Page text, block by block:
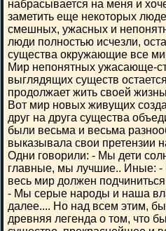
набрасывается на меня и
заметить еще некоторых
смешных, ужасных и
люди полностью исчезли,
существа окружающие все
Мир непонятных ужасающе-
выглядящих существ
продолжает жить своей
Вот мир новых живущих
друг на друга существа
были весьма и весьма
выказывала свои претензии
Одни говорили: - Мы дети
главные, мы лучшие.. Иные: -
весь мир должен
- Мы серые народы и наша
далее.... Но над всем этим,
древняя легенда о том, что